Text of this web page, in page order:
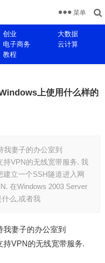
创业
大数据
电子商务
云计算
教程
菜单
上使用什么样的
我妻子的办公室到
持VPN的无线宽带服务. 我
立一个SSH隧道进入网
在Windows 2003 Server
什么,或者我
妻子的办公室到
VPN的无线宽带服务.